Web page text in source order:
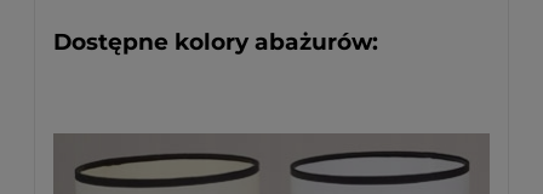
Dostępne kolory abażurów: